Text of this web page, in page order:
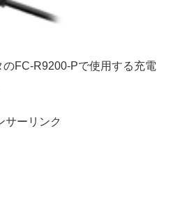
FC-R9200-Pで使用する充電
サーリンク